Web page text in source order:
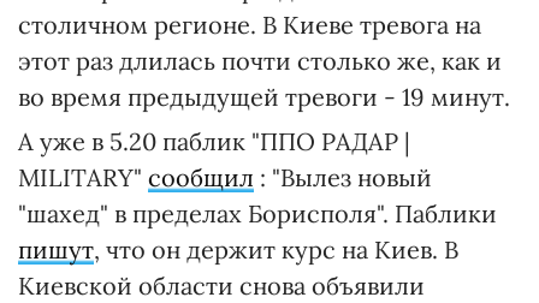
столичном регионе. В Киеве тревога на
этот раз длилась почти столько же, как и
во время предыдущей тревоги - 19 минут.
А уже в 5.20 паблик "ППО РАДАР |
MILITARY" сообщил : "Вылез новый
"шахед" в пределах Борисполя". Паблики
пишут, что он держит курс на Киев. В
Киевской области снова объявили